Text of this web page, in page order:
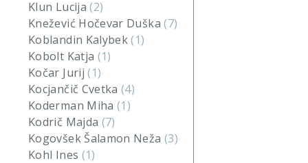
Klun Lucija(2)
Knežević Hočevar Duška(7)
Koblandin Kalybek(1)
Kobolt Katja (1)
Kočar Jurij(1)
Kocjančič Cvetka(4)
Koderman Miha(1)
Kodrič Majda (7)
Kogovšek Šalamon Neža (3)
Kohl Ines (1)